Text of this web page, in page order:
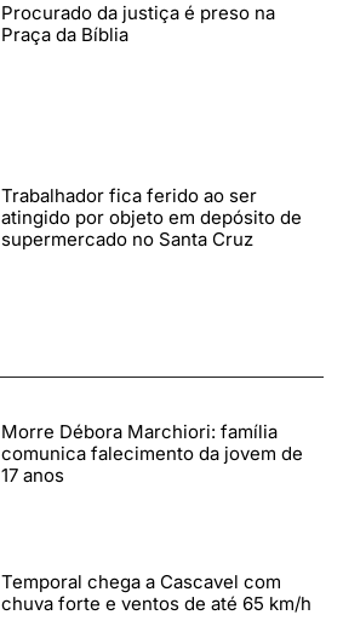
Procurado da justiça é preso na
Praça da Bíblia
Trabalhador fica ferido ao ser
atingido por objeto em depósito de
supermercado no Santa Cruz
Morre Débora Marchiori: família
comunica falecimento da jovem de
17 anos
Temporal chega a Cascavel com
chuva forte e ventos de até 65 km/h